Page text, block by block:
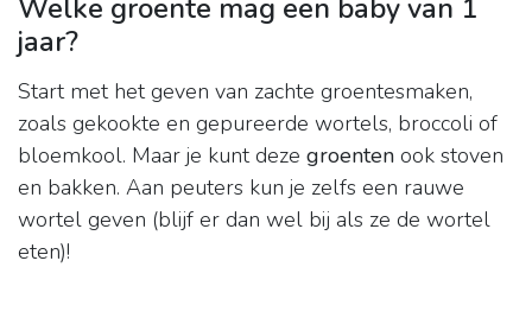
Welke groente mag een baby van 1
jaar?
Start met het geven van zachte groentesmaken,
zoals gekookte en gepureerde wortels, broccoli of
bloemkool. Maar je kunt deze groenten ook stoven
en bakken. Aan peuters kun je zelfs een rauwe
wortel geven (blijf er dan wel bij als ze de wortel
eten)!